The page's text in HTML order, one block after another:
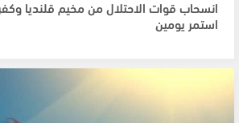
انسحاب قوات الاحتلال من مخيم قلنديا
استمر يومين